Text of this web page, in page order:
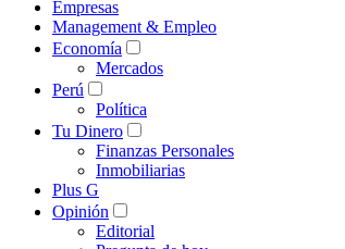
Empresas
Management & Empleo
Economía
Mercados
Perú
Política
Tu Dinero
Finanzas Personales
Inmobiliarias
Plus G
Opinión
Editorial